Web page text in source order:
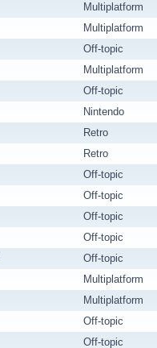
Multiplatform
Multiplatform
Off-topic
Multiplatform
Off-topic
Nintendo
Retro
Retro
Off-topic
Off-topic
Off-topic
Off-topic
Off-topic
Multiplatform
Multiplatform
Off-topic
Off-topic